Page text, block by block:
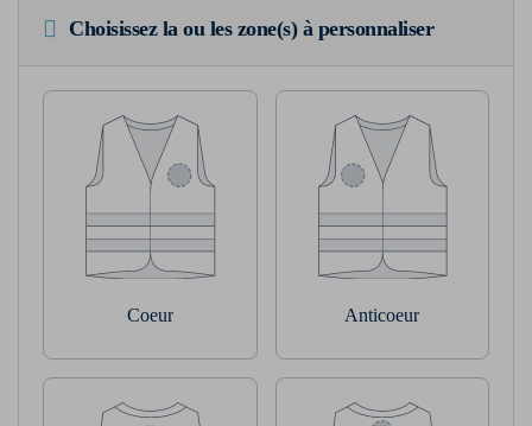
Choisissez la ou les zone(s) à personnaliser
Coeur Anticoeur